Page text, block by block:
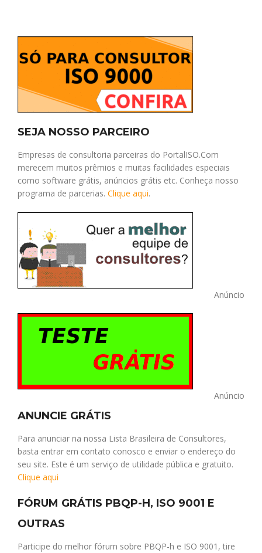
SEJA NOSSO PARCEIRO
Empresas de consultoria parceiras do PortalISO.Com
merecem muitos prêmios e muitas facilidades especiais
como software grátis, anúncios grátis etc. Conheça nosso
programa de parcerias. Clique aqui.
Anúncio
Anúncio
ANUNCIE GRÁTIS
Para anunciar na nossa Lista Brasileira de Consultores,
basta entrar em contato conosco e enviar o endereço do
seu site. Este é um serviço de utilidade pública e gratuito.
Clique aqui
FÓRUM GRÁTIS PBQP-H, ISO 9001 E
OUTRAS
Participe do melhor fórum sobre PBQP-h e ISO 9001, tire